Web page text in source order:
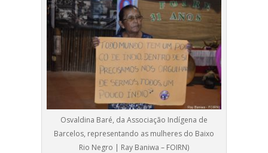
Osvaldina Baré, da Associação Indígena de
Barcelos, representando as mulheres do Baixo
Rio Negro | Ray Baniwa – FOIRN)